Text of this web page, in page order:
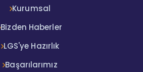
Kurumsal
Bizden Haberler
LGS'ye Hazırlık
Başarılarımız